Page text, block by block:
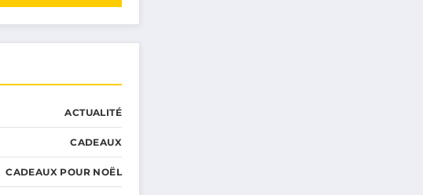
ACTUALITÉ
CADEAUX
CADEAUX POUR NOËL